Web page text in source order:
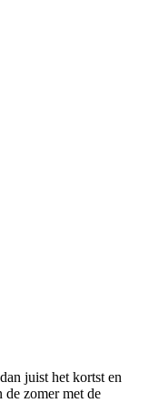
juist het kortst en
zomer met de